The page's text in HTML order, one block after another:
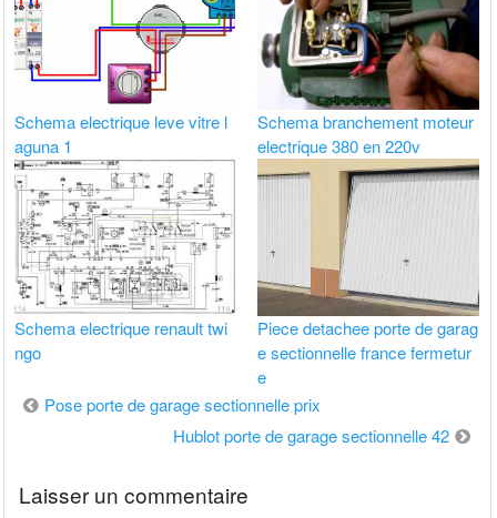
Schema electrique leve vitre l
aguna 1
Schema branchement moteur
electrique 380 en 220v
Schema electrique renault twi
ngo
Piece detachee porte de garag
e sectionnelle france fermetur
e
Navigation
Pose porte de garage sectionnelle prix
Hublot porte de garage sectionnelle 42
Laisser un commentaire